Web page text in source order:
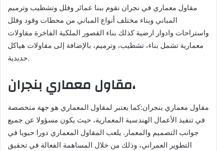
مقاول معماري في نجران نقوم ببنا عمائر وفلل وتشطيب وترميم
المباني وبناء مختلف أنواع المباني من محطات وقود وفلل
واستراحات وادوار ارضية كذلك بناء القصور الملكية الفاخرة مقاولات
معمارية تشمل بناء، تشطيب، وترميم، بالإضافة إلى مقاولات هياكل
حديدية.
مقاول معماري بنجران،
مقاول معماري بنجران:كما يعتبر لمقاول المعماري هو جهة متخصصة
في تنفيذ الأعمال الهندسية المعمارية، حيث يكون مسؤولا عن جميع
جوانب التصميم والمعمار. يلعب المقاول المعماري دورا حيويا في
التطوير العمراني، وذلك من خلال المساهمة الفعالة في تحقيق